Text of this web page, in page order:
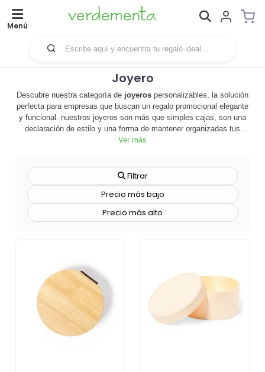
Menú
Joyero
Descubre nuestra categoría de joyeros personalizables, la solución
perfecta para empresas que buscan un regalo promocional elegante
y funcional. nuestros joyeros son más que simples cajas, son una
declaración de estilo y una forma de mantener organizadas tus
joyas más preciadas. diseñados para todo tipo de joyas, desde
logo de tu empresa para crear un regalo promocional único que tus
clientes apreciarán. además, nuestros joyeros son duraderos y de
alta calidad, lo que garantiza que tu marca estará presente durante
mucho tiempo. no esperes más, explora nuestra selección de
joyeros personalizables y descubre cómo pueden ayudar a tu
Ver más
Filtrar
Precio más bajo
Precio más alto